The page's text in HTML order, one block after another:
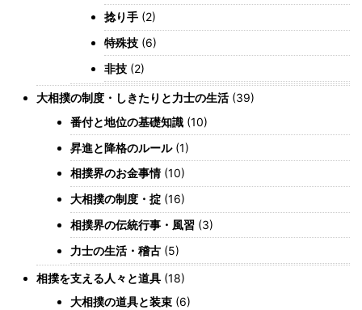
捻り手 (2)
特殊技 (6)
非技 (2)
大相撲の制度・しきたりと力士の生活 (39)
番付と地位の基礎知識 (10)
昇進と降格のルール(1)
相撲界のお金事情(10)
大相撲の制度・掟 (16)
相撲界の伝統行事・風習 (3)
力士の生活・稽古 (5)
相撲を支える人々と道具 (18)
大相撲の道具と装束 (6)